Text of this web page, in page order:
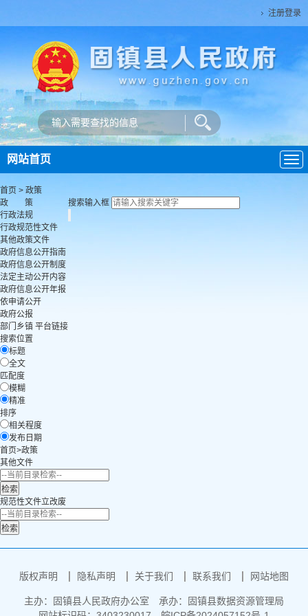
注册登录
导
航
网站首页
首页 > 政策
政 策
行政法规
行政规范性文件
其他政策文件
政府信息公开指南
政府信息公开制度
法定主动公开内容
政府信息公开年报
依申请公开
政府公报
部门乡镇 平台链接
搜索输入框
搜索位置
标题
全文
匹配度
模糊
精准
排序
相关程度
发布日期
首页>政策
其他文件
规范性文件立改废
版权声明 隐私声明 关于我们 联系我们 网站地图
主办：固镇县人民政府办公室
承办：固镇县数据资源管理局